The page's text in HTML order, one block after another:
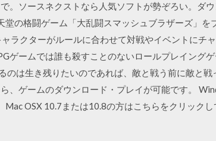
。ソースネクストなら人気ソフトが勢ぞろい。ダウ
の格闘ゲーム「大乱闘スマッシュブラザーズ」を
ラクターがルールに合わせて対戦やイベントにチ
ゲームでは誰も殺すことのないロールプレイング
のは生き残りたいのであれば、敵と戦う前に敵と
、ゲームのダウンロード・プレイが可能です。
OSX 10.7または10.8の方はこちらをクリック